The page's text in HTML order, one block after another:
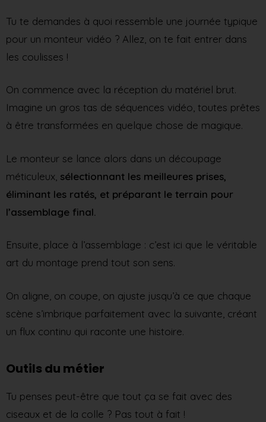
Tu te demandes à quoi ressemble une journée typique
pour un monteur vidéo ? Allez, on te fait entrer dans
les coulisses !
On commence avec la réception du matériel brut.
Imagine un gros tas de séquences vidéo, toutes prêtes
à être transformées en quelque chose de magique.
Le monteur se lance alors dans un découpage
méticuleux, sélectionnant les meilleures prises,
éliminant les ratés, et préparant le terrain pour
l’assemblage final.
Ensuite, place à l’assemblage : c’est ici que le véritable
art du montage prend tout son sens.
On aligne, on coupe, on ajuste jusqu’à ce que chaque
scène s’imbrique parfaitement avec la suivante, créant
un flux continu qui raconte une histoire.
Outils du métier
Tu penses peut-être que tout ça se fait avec des
ciseaux et de la colle ? Pas tout à fait !